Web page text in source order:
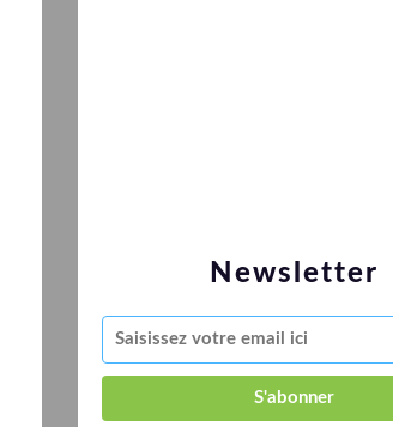
Newsletter